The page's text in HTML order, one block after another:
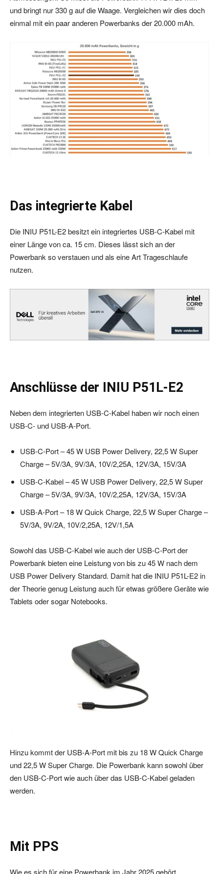
und bringt nur 330 g auf die Waage. Vergleichen wir dies doch
einmal mit ein paar anderen Powerbanks der 20.000 mAh.
Das integrierte Kabel
Die INIU P51L-E2 besitzt ein integriertes USB-C-Kabel mit
einer Länge von ca. 15 cm. Dieses lässt sich an der
Powerbank so verstauen und als eine Art Trageschlaufe
nutzen.
Anschlüsse der INIU P51L-E2
Neben dem integrierten USB-C-Kabel haben wir noch einen
USB-C- und USB-A-Port.
USB-C-Port – 45 W USB Power Delivery, 22,5 W Super
Charge – 5V/3A, 9V/3A, 10V/2,25A, 12V/3A, 15V/3A
USB-C-Kabel – 45 W USB Power Delivery, 22,5 W Super
Charge – 5V/3A, 9V/3A, 10V/2,25A, 12V/3A, 15V/3A
USB-A-Port – 18 W Quick Charge, 22,5 W Super Charge –
5V/3A, 9V/2A, 10V/2,25A, 12V/1,5A
Sowohl das USB-C-Kabel wie auch der USB-C-Port der
Powerbank bieten eine Leistung von bis zu 45 W nach dem
USB Power Delivery Standard. Damit hat die INIU P51L-E2 in
der Theorie genug Leistung auch für etwas größere Geräte wie
Tablets oder sogar Notebooks.
Hinzu kommt der USB-A-Port mit bis zu 18 W Quick Charge
und 22,5 W Super Charge. Die Powerbank kann sowohl über
den USB-C-Port wie auch über das USB-C-Kabel geladen
werden.
Mit PPS
Wie es sich für eine Powerbank im Jahr 2025 gehört,